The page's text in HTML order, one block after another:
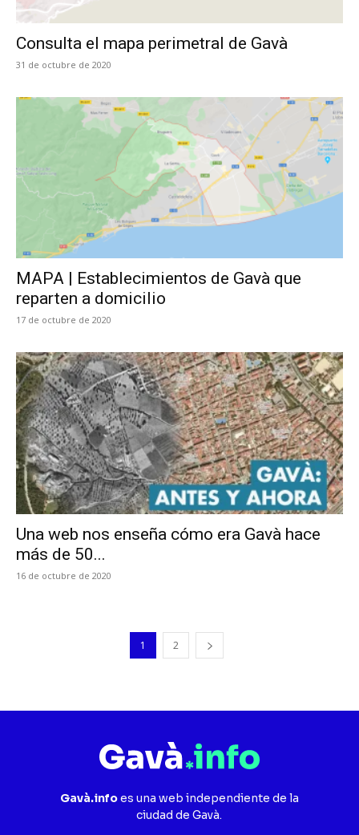
Consulta el mapa perimetral de Gavà
31 de octubre de 2020
MAPA | Establecimientos de Gavà que
reparten a domicilio
17 de octubre de 2020
Una web nos enseña cómo era Gavà hace
más de 50...
16 de octubre de 2020
1 2
Gavà.infoes una web independiente de la
ciudad de Gavà.